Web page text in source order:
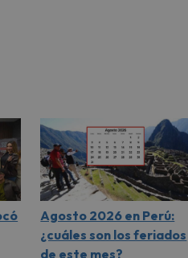
Agosto 2026 en Perú:
¿cuáles son los feriados
de este mes?